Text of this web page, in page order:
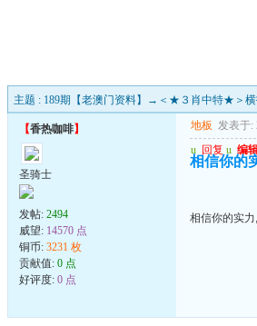
主题 : 189期【老澳门资料】→＜★３肖中特★＞横
【香热咖啡】
圣骑士
发帖: 2494
威望: 14570 点
铜币: 3231 枚
贡献值: 0 点
好评度: 0 点
地板 发表于:
u 回复 u 编
相信你的
相信你的实力